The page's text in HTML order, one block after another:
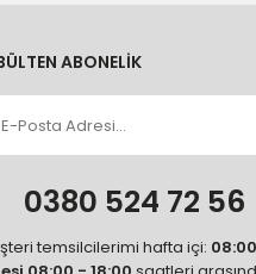
ABONELİK
0380 524 72 56
temsilcilerimi hafta içi: